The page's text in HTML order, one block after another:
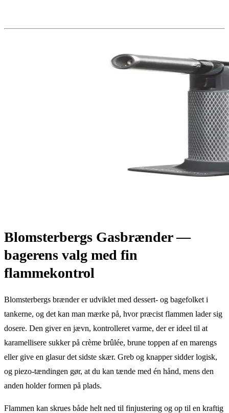
Blomsterbergs Gasbrænder —
bagerens valg med fin
flammekontrol
Blomsterbergs brænder er udviklet med dessert- og bagefolket i
tankerne, og det kan man mærke på, hvor præcist flammen lader sig
dosere. Den giver en jævn, kontrolleret varme, der er ideel til at
karamellisere sukker på crème brûlée, brune toppen af en marengs
eller give en glasur det sidste skær. Greb og knapper sidder logisk,
og piezo-tændingen gør, at du kan tænde med én hånd, mens den
anden holder formen på plads.
Flammen kan skrues både helt ned til finjustering og op til en kraftig